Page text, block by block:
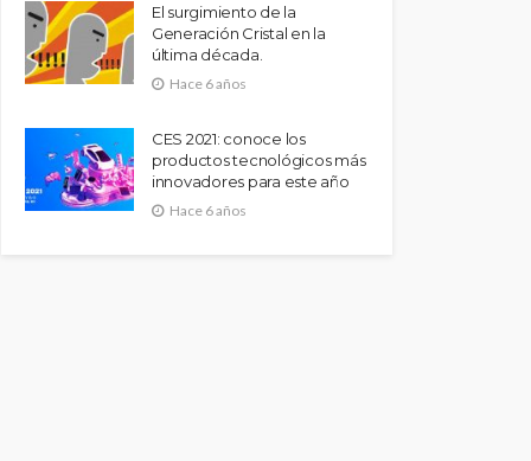
El surgimiento de la
Generación Cristal en la
última década.
Hace 6 años
CES 2021: conoce los
productos tecnológicos más
innovadores para este año
Hace 6 años